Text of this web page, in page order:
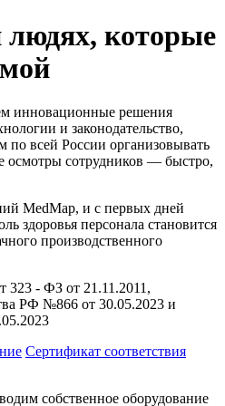
которые
инновационные решения
и законодательство,
всей России организовывать
осмотры сотрудников — быстро,
MedMap, и с первых дней
здоровья персонала становится
производственного
323 - ФЗ от 21.11.2011,
РФ №866 от 30.05.2023 и
Сертификат соответствия
собственное оборудование